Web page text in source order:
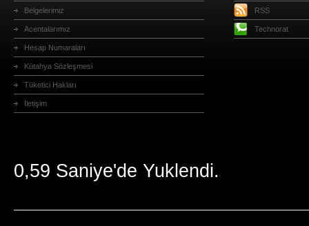
Belgelerimiz
Acentalarımız
Hesap Numaraları
Kütahya Sözleşmesi
Tüketici Hakları
İletişim
RSS
Technorat
0,59 Saniye'de Yuklendi.